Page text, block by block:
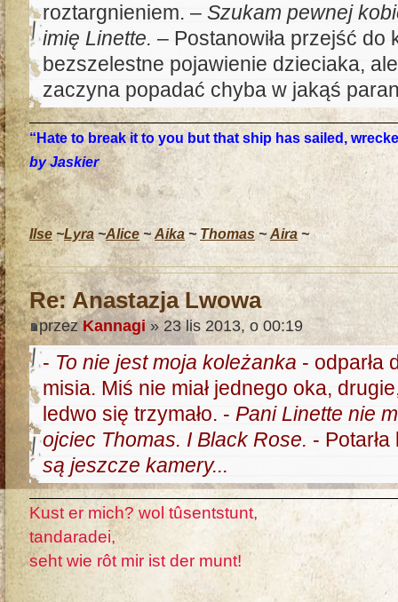
roztargnieniem. – Szukam pewnej
imię Linette. – Postanowiła przejść do
bezszelestne pojawienie dzieciaka,
zaczyna popadać chyba w jakąś
“Hate to break it to you but that ship has sailed,
by Jaskier
Ilse ~Lyra~Alice~ Aika~ Thomas ~ Aira ~
Re: Anastazja Lwowa
przez Kannagi» 23 lis 2013, o 00:19
- To nie jest moja koleżanka - odparła
misia. Miś nie miał jednego oka,
ledwo się trzymało. - Pani Linette nie
ojciec Thomas. I Black Rose. -
są jeszcze kamery...
Kust er mich? wol tûsentstunt,
tandaradei,
seht wie rôt mir ist der munt!